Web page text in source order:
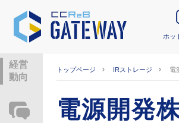
ホッ
経営
動向
ホットワード分析
トップページ IRストレージ 電
電源開発